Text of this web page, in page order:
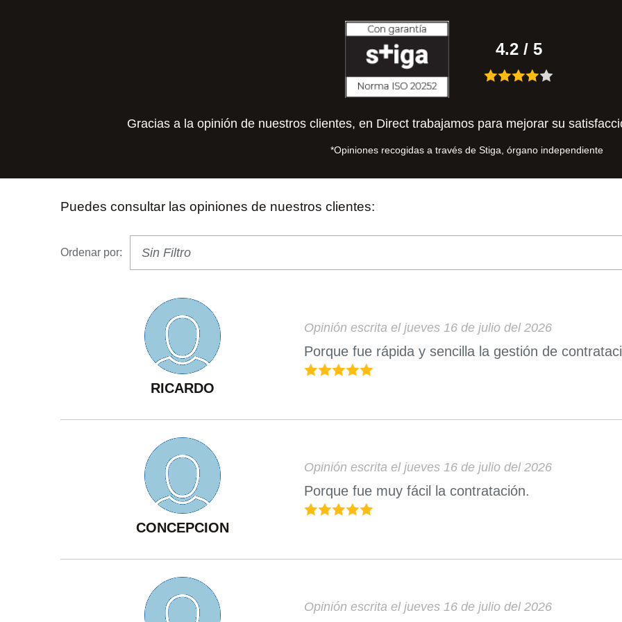
4.2/ 5
Gracias a la opinión de nuestros clientes, en Direct trabajamos para mejorar su
*Opiniones recogidas a través de Stiga, órgano independiente
Puedes consultar las opiniones de nuestros clientes:
Ordenar por:
RICARDO
Opinión escrita el jueves 16 de julio del 2026
Porque fue rápida y sencilla la gestión de
CONCEPCION
Opinión escrita el jueves 16 de julio del 2026
Porque fue muy fácil la contratación.
Opinión escrita el jueves 16 de julio del 2026